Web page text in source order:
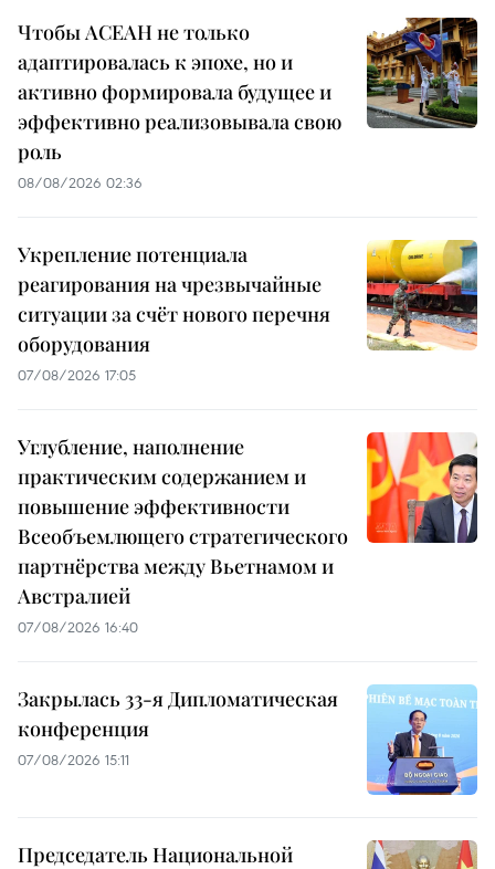
Чтобы АСЕАН не только
адаптировалась к эпохе, но и
активно формировала будущее и
эффективно реализовывала свою
роль
08/08/2026 02:36
Укрепление потенциала
реагирования на чрезвычайные
ситуации за счёт нового перечня
оборудования
07/08/2026 17:05
Углубление, наполнение
практическим содержанием и
повышение эффективности
Всеобъемлющего стратегического
партнёрства между Вьетнамом и
Австралией
07/08/2026 16:40
Закрылась 33-я Дипломатическая
конференция
07/08/2026 15:11
Председатель Национальной